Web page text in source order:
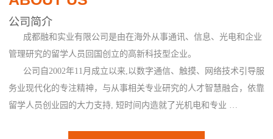
公司简介
成都融和实业有限公司是由在海外从事通讯、信息、光电和企业
管理研究的留学人员回国创立的高新科技型企业。
公司自2002年11月成立以来,以数字通信、触摸、网络技术引导服
务业现代化的专注精神，与从事相关专业研究的人才智慧融合，依靠
留学人员创业园的大力支持, 短时间内造就了光机电和专业 …